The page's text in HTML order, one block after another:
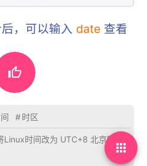
，可以输入 date 查看

#时区
Linux时间改为 UTC+8 北京时间
